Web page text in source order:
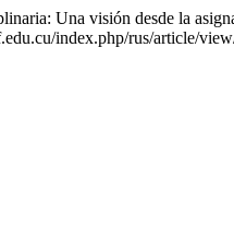
Una visión desde la
index.php/rus/article/